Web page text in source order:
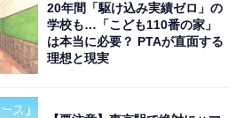
20年間「駆け込み実績ゼロ」の
学校も…「こども110番の家」
は本当に必要？ PTAが直面する
理想と現実